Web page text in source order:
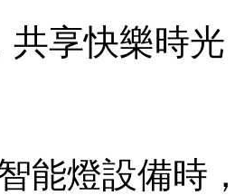
共享快樂時光
能燈設備時